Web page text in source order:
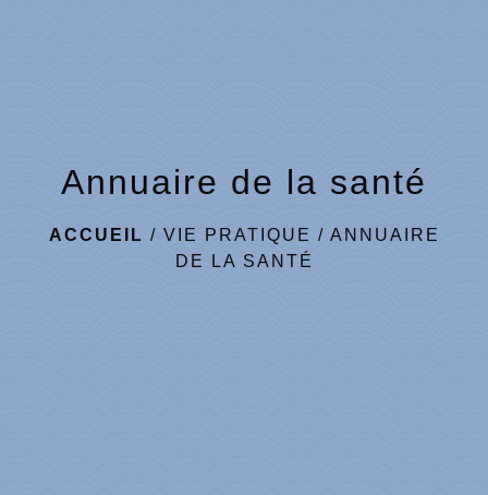
Annuaire de la santé
ACCUEIL / VIE PRATIQUE / ANNUAIRE
DE LA SANTÉ